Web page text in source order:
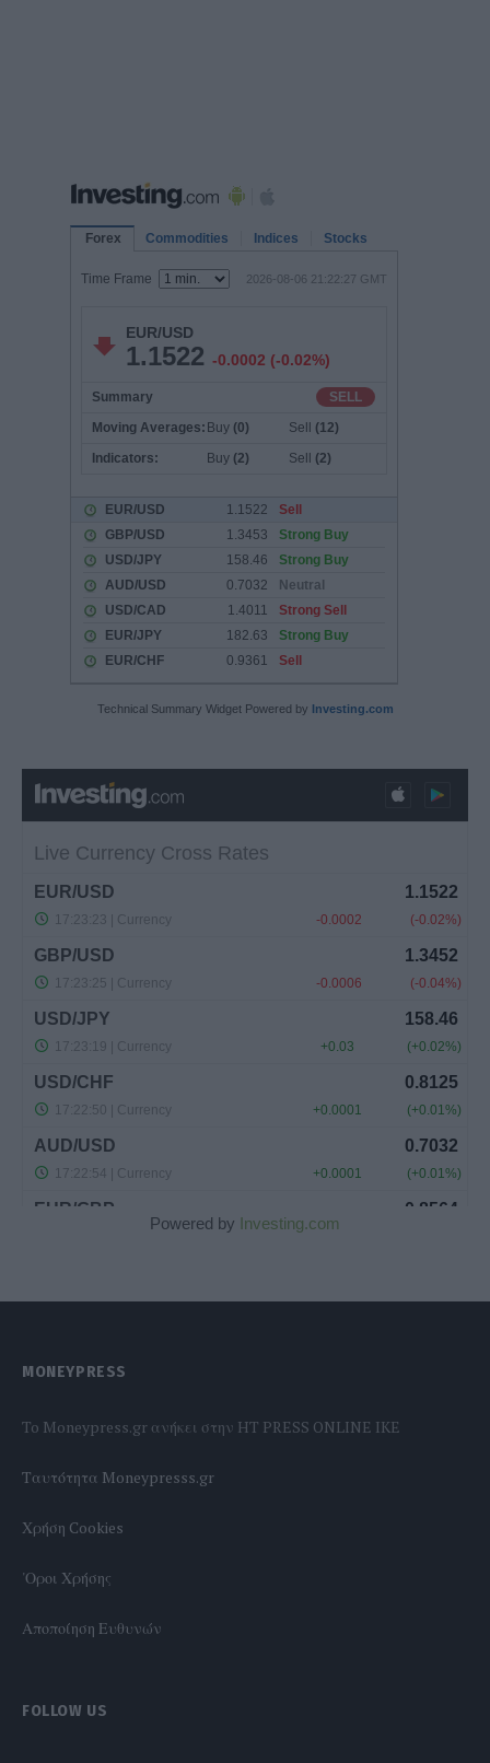
Technical Summary Widget Powered by Investing.com
Powered by Investing.com
MONEYPRESS
To Moneypress.gr ανήκει στην HT PRESS ONLINE IKE
Tαυτότητα Moneypresss.gr
Χρήση Cookies
'Οροι Χρήσης
Αποποίηση Ευθυνών
FOLLOW US